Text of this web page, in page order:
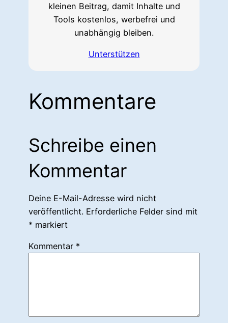
kleinen Beitrag, damit Inhalte und
Tools kostenlos, werbefrei und
unabhängig bleiben.
Unterstützen
Kommentare
Schreibe einen
Kommentar
Deine E-Mail-Adresse wird nicht
veröffentlicht. Erforderliche Felder sind mit
* markiert
Kommentar *